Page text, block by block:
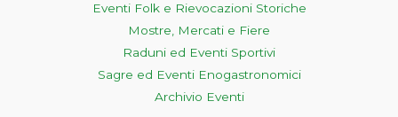
Eventi Folk e Rievocazioni Storiche
Mostre, Mercati e Fiere
Raduni ed Eventi Sportivi
Sagre ed Eventi Enogastronomici
Archivio Eventi